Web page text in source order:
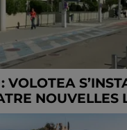
VOLOTEA
NOUVELLES